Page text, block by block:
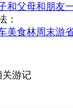
和父母和朋友
：
美食林周末游
关游记